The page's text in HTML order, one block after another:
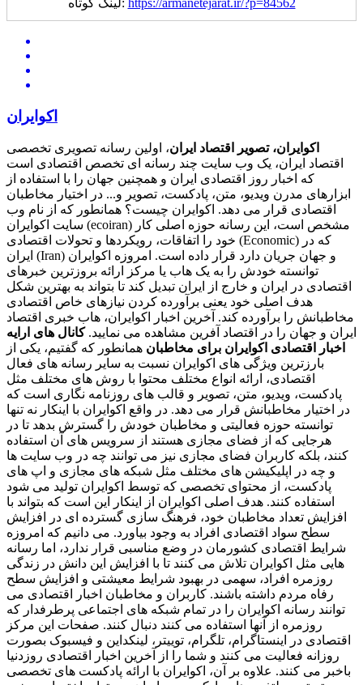
اکوایران
اکوایران، تصویر اقتصاد ایران، اولین رسانه تصویری تخصصی
اقتصاد ایران، یک وب سایت چند رسانه ای تخصص اقتصادی است
که اخبار روز اقتصادی ایران و همچنین جهان را با استفاده از
ابزارهای مدرن ویدیو، متن، پادکست، تصویر و... در اختیار مخاطبان
اقتصادی قرار می دهد. اکوایران چیست؟ همانطور که از نام وب
سایت اکوایران (ecoiran) مشخص است، این رسانه حوزه اصلی کار
خود را اتفاقات، رویکردها و تحولات اقتصادی (Economic) که در
ایران (Iran) و جهان جریان دارد قرار داده است. امروزه اکوایران
توانسته خودش را به یک هاب یا مرکز ارائه بروزترین خبرهای
اقتصادی در ایران و خارج از ایران تبدیل کند تا بتواند به بهترین شکل
هدف اصلی خود یعنی برآورده کردن نیازهای خاص اقتصادی
مخاطبانش را برآورده کند. آخرین اخبار اکوایران، هاب خبری اقتصاد
ایران و جهان را در اقتصاد آفرین مشاهده می نمایید.کانال های ارایه
اخبار اقتصادی اکوایران برای مخاطبان همانطور که گفتیم، یکی از
بارزترین ویژگی های اکوایران نسبت به سایر رسانه های فعال
اقتصادی، ارائه انواع مختلف محتوا با روش های مختلف مثل
پادکست، ویدیو، متن، تصویر و قالب های روزنامه نگاری است که
در اختیار مخاطبانش قرار می دهد. در واقع اکوایران با اینکار نه تنها
توانسته حوزه فعالیتی و مخاطبان خودش را گسترش بدهد تا در
هرجایی که از فضای مجازی هستند از سرویس های آن استفاده
کنند، بلکه کاربران فضای مجازی نیز می توانند چه در وب سایت ها
و چه در اپلیکیشن های مختلف مثل شبکه های مجازی و اپ های
پادکست، از محتوای تخصصی که توسط اکوایران تولید می شود
استفاده کنند. هدف اصلی اکوایران از اینکار این است که بتواند با
افزایش تعداد مخاطبان خود، فرهنگ سازی گسترده ای در افزایش
سطح سواد اقتصادی افراد به وجود بیاورد. می دانیم که امروزه
شرایط اقتصادی کشورمان در وضع مناسبی قرار ندارد، اما رسانه
هایی مثل اکوایران تلاش می کنند تا با افزایش این دانش در زندگی
روزمره افراد، سهمی در بهبود شرایط معیشتی و افزایش سطح
رفاه مردم داشته باشند. کاربران و مخاطبان اخبار اقتصادی می
توانند رسانه اکوایران را در تمام شبکه های اجتماعی پرطرفدار که
روزمره از آنها استفاده می کنند دنبال کنند. صفحات این مرکز
اقتصادی در اینستاگرام، تلگرام، توییتر، لینکداین و فیسبوک بصورت
روزانه فعالیت می کنند و شما را از آخرین اخبار اقتصادی روزدنیا
باخبر می کنند. علاوه بر آن، اکوایران با ارائه پادکست های تخصصی